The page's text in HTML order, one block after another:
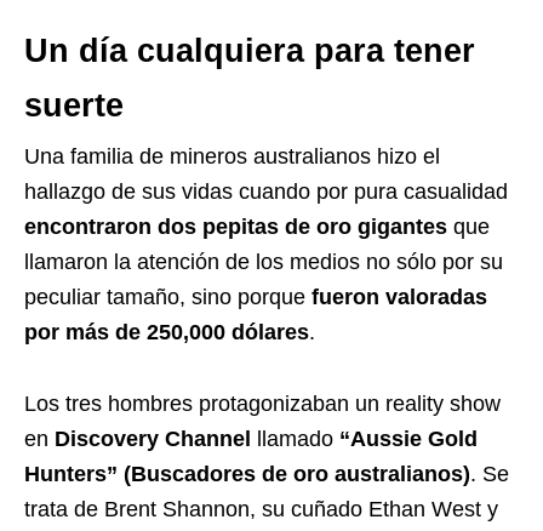
Un día cualquiera para tener
suerte
Una familia de mineros australianos hizo el
hallazgo de sus vidas cuando por pura casualidad
encontraron dos pepitas de oro gigantes que
llamaron la atención de los medios no sólo por su
peculiar tamaño, sino porque fueron valoradas
por más de 250,000 dólares.
Los tres hombres protagonizaban un reality show
en Discovery Channel llamado “Aussie Gold
Hunters” (Buscadores de oro australianos). Se
trata de Brent Shannon, su cuñado Ethan West y